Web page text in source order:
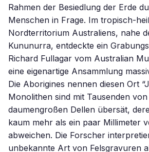
Rahmen der Besiedlung der Erde
Menschen in Frage. Im tropisch-
Nordterritorium Australiens, nahe
Kununurra, entdeckte ein
Richard Fullagar vom Australian
eine eigenartige Ansammlung
Die Aborigines nennen diesen Ort
Monolithen sind mit Tausenden
daumengroßen Dellen übersät,
kaum mehr als ein paar Millimeter
abweichen. Die Forscher
unbekannte Art von Felsgravuren